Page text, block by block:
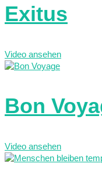
Exitus
Video ansehen
Bon
Video ansehen